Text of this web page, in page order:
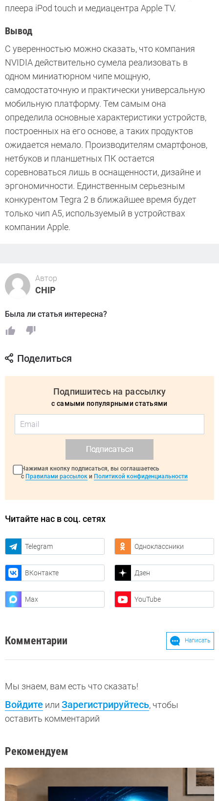
плеера iPod touch и медиацентра Apple TV.
Вывод
С уверенностью можно сказать, что компания
NVIDIA действительно сумела реализовать в
одном миниатюрном чипе мощную,
самодостаточную и практически универсальную
мобильную платформу. Тем самым она
определила основные характеристики устройств,
построенных на его основе, а таких продуктов
ожидается немало. Производителям смартфонов,
нетбуков и планшетных ПК остается
соревноваться лишь в оснащенности, дизайне и
эргономичности. Единственным серьезным
конкурентом Tegra 2 в ближайшее время будет
только чип A5, используемый в устройствах
компании Apple.
Автор
CHIP
Была ли статья интересна?
Поделиться
Подпишитесь на рассылку
с самыми популярными статьями
Подписаться
Нажимая кнопку подписаться, вы соглашаетесь
с Правилами рассылок и Политикой конфиденциальности
Читайте нас в соц. сетях
Telegram Одноклассники
ВКонтакте Дзен
Max YouTube
Комментарии Написать
Мы знаем, вам есть что сказать!
Войдите или Зарегистрируйтесь, чтобы
оставить комментарий
Рекомендуем